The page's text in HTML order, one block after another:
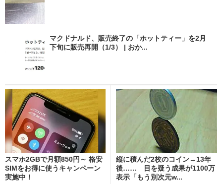
マクドナルド、販売終了の「ホットティー」を2月
下旬に販売再開（1/3） | おか...
スマホ2GBで月額850円～ 格安
SIMをお得に使うキャンペーン
実施中！
縦に積んだ2枚のコイン→13年
後…… 目を疑う成果が1100万
表示「もう別次元w...